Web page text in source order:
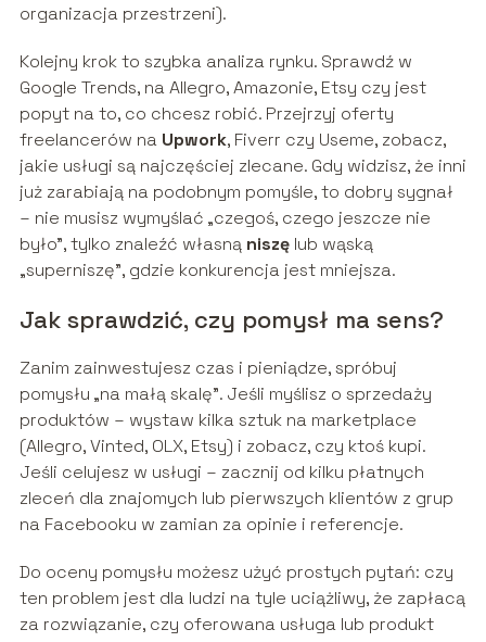
organizacja przestrzeni).
Kolejny krok to szybka analiza rynku. Sprawdź w
Google Trends, na Allegro, Amazonie, Etsy czy jest
popyt na to, co chcesz robić. Przejrzyj oferty
freelancerów na Upwork, Fiverr czy Useme, zobacz,
jakie usługi są najczęściej zlecane. Gdy widzisz, że inni
już zarabiają na podobnym pomyśle, to dobry sygnał
– nie musisz wymyślać „czegoś, czego jeszcze nie
było”, tylko znaleźć własną niszęlub wąską
„superniszę”, gdzie konkurencja jest mniejsza.
Jak sprawdzić, czy pomysł ma sens?
Zanim zainwestujesz czas i pieniądze, spróbuj
pomysłu „na małą skalę”. Jeśli myślisz o sprzedaży
produktów – wystaw kilka sztuk na marketplace
(Allegro, Vinted, OLX, Etsy) i zobacz, czy ktoś kupi.
Jeśli celujesz w usługi – zacznij od kilku płatnych
zleceń dla znajomych lub pierwszych klientów z grup
na Facebooku w zamian za opinie i referencje.
Do oceny pomysłu możesz użyć prostych pytań: czy
ten problem jest dla ludzi na tyle uciążliwy, że zapłacą
za rozwiązanie, czy oferowana usługa lub produkt